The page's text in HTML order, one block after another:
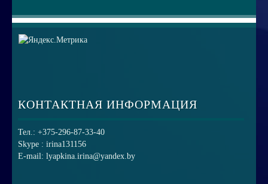
КОНТАКТНАЯ ИНФОРМАЦИЯ
Тел.: +375-296-87-33-40
Skype : irina131156
E-mail: lyapkina.irina@yandex.by